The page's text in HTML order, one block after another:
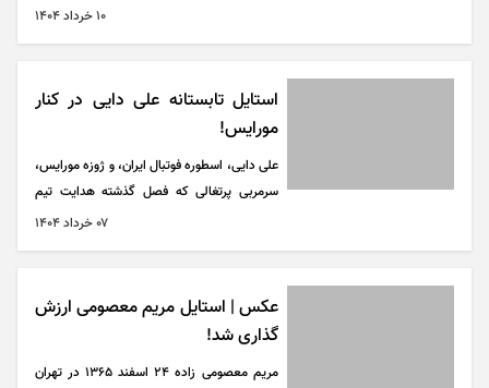
آلمان، بابک جهانبخش از خوانندگان پرمخاطب
۱۰ خرداد ۱۴۰۴
استایل تابستانه علی دایی در کنار
مورایس!
علی دایی، اسطوره فوتبال ایران، و ژوزه مورایس،
سرمربی پرتغالی که فصل گذشته هدایت تیم
سپاهان را بر عهده داشت و در حال حاضر
را به اشتراک گذاشتند.
۰۷ خرداد ۱۴۰۴
عکس | استایل مریم معصومی ارزش
گذاری شد!
مریم معصومی زاده ۲۴ اسفند ۱۳۶۵ در تهران